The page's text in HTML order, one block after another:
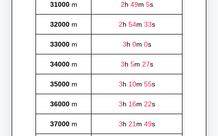
31000m 2h 49m 5s
32000m 2h 54m 33s
33000m 3h 0m 0s
34000m 3h 5m 27s
35000m 3h 10m 55s
36000m 3h 16m 22s
37000m 3h 21m 49s